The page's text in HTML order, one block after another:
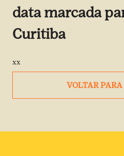
data marcada
Curitiba
xx
VOLTAR